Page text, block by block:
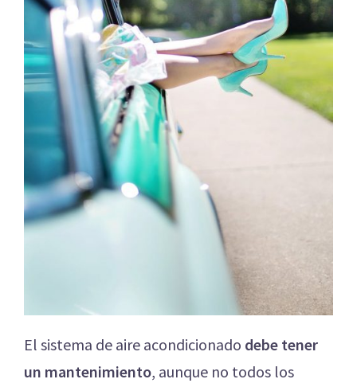
El sistema de aire acondicionado debe tener
un mantenimiento, aunque no todos los